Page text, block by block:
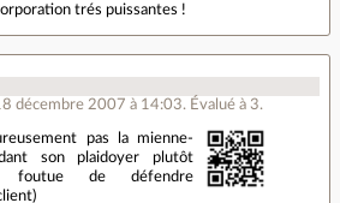
trés puissantes !
décembre 2007 à 14:03. Évalué à 3.
pas la mienne-
son plaidoyer plutôt
de défendre